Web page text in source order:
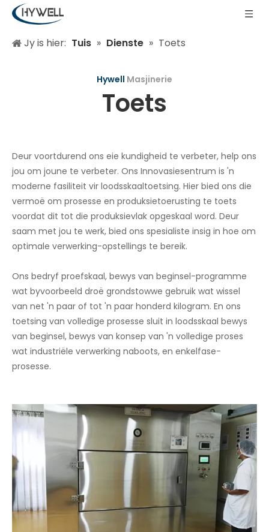
Jy is hier: Tuis » Dienste » Toets
Hywell Masjinerie
Toets
Deur voortdurend ons eie kundigheid te verbeter, help ons
jou om joune te verbeter. Ons Innovasiesentrum is 'n
moderne fasiliteit vir loodsskaaltoetsing. Hier bied ons die
vermoë om prosesse en produksietoerusting te toets
voordat dit tot die produksievlak opgeskaal word. Deur
saam met jou te werk, bied ons spesialiste insig in hoe om
optimale verwerking-opstellings te bereik.
Ons bedryf proefskaal, bewys van beginsel-programme
wat byvoorbeeld droë grondstowwe gebruik wat wissel
van net 'n paar of tot 'n paar honderd kilogram. En ons
toetsing van volledige prosesse sluit in loodsskaal bewys
van beginsel, bewys van konsep van 'n volledige proses
wat industriële verwerking naboots, en enkelfase-
prosesse.